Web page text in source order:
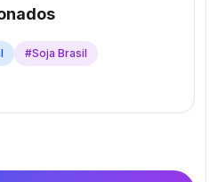
#Soja Brasil